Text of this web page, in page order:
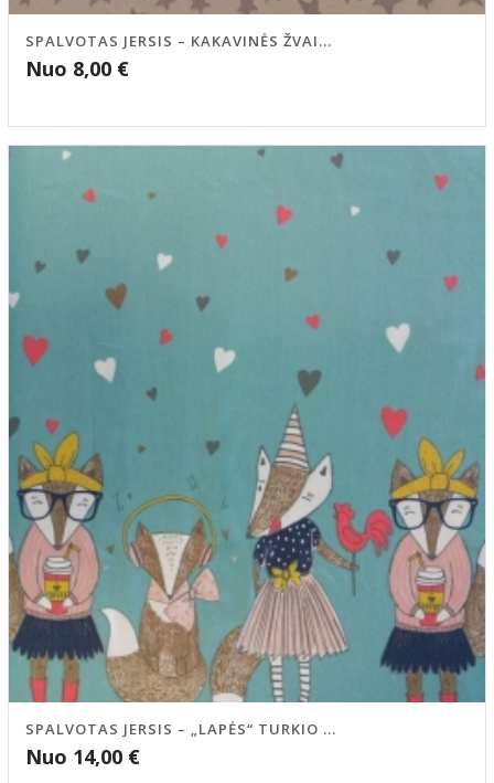
SPALVOTAS JERSIS – KAKAVINĖS ŽVAI...
Nuo 8,00 €
SPALVOTAS JERSIS – „LAPĖS“ TURKIO ...
Nuo 14,00 €